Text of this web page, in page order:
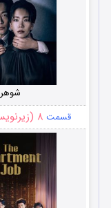
شوهر
قسمت ۸ (زیرنویس)